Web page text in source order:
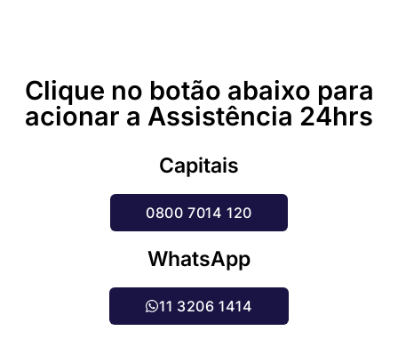
Clique no botão abaixo para
acionar a Assistência 24hrs
Capitais
0800 7014 120
WhatsApp
11 3206 1414